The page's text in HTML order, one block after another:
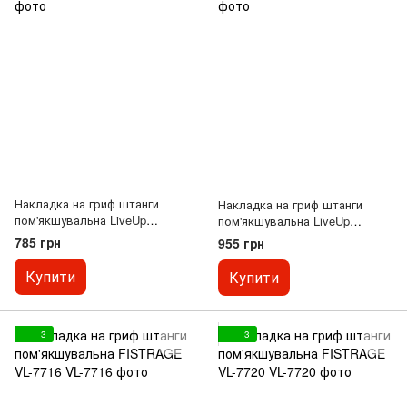
Накладка на гриф штанги
пом'якшувальна LiveUp
чорний LP8093
785 грн
Купити
Накладка на гриф штанги
пом'якшувальна LiveUp
чорний LP8713
955 грн
Купити
3 3